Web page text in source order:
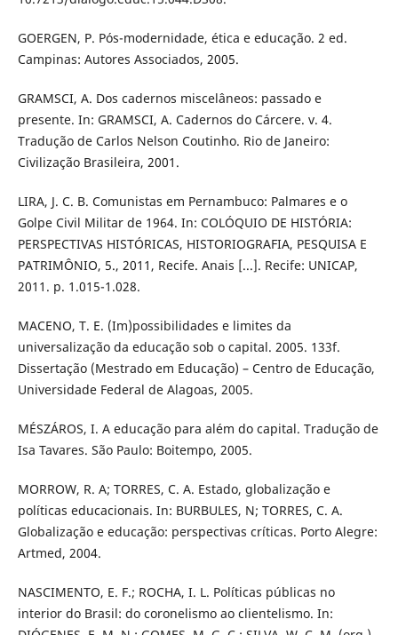
GOERGEN, P. Pós-modernidade, ética e educação. 2 ed.
Campinas: Autores Associados, 2005.
GRAMSCI, A. Dos cadernos miscelâneos: passado e
presente. In: GRAMSCI, A. Cadernos do Cárcere. v. 4.
Tradução de Carlos Nelson Coutinho. Rio de Janeiro:
Civilização Brasileira, 2001.
LIRA, J. C. B. Comunistas em Pernambuco: Palmares e o
Golpe Civil Militar de 1964. In: COLÓQUIO DE HISTÓRIA:
PERSPECTIVAS HISTÓRICAS, HISTORIOGRAFIA, PESQUISA E
PATRIMÔNIO, 5., 2011, Recife. Anais [...]. Recife: UNICAP,
2011. p. 1.015-1.028.
MACENO, T. E. (Im)possibilidades e limites da
universalização da educação sob o capital. 2005. 133f.
Dissertação (Mestrado em Educação) – Centro de Educação,
Universidade Federal de Alagoas, 2005.
MÉSZÁROS, I. A educação para além do capital. Tradução de
Isa Tavares. São Paulo: Boitempo, 2005.
MORROW, R. A; TORRES, C. A. Estado, globalização e
políticas educacionais. In: BURBULES, N; TORRES, C. A.
Globalização e educação: perspectivas críticas. Porto Alegre:
Artmed, 2004.
NASCIMENTO, E. F.; ROCHA, I. L. Políticas públicas no
interior do Brasil: do coronelismo ao clientelismo. In: